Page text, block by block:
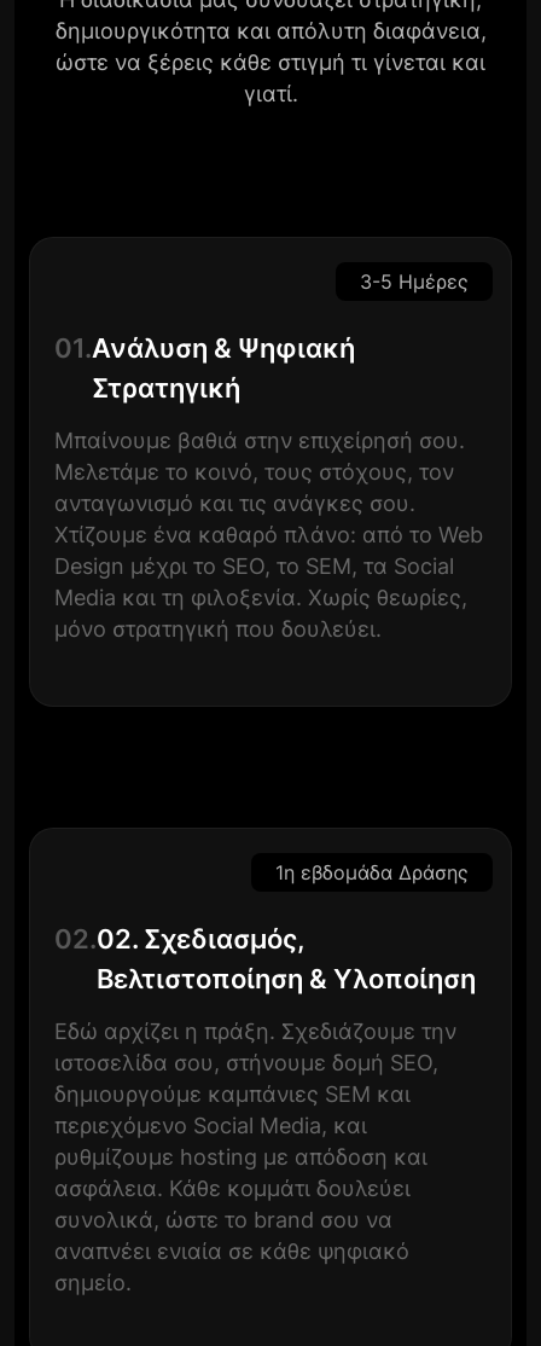
δημιουργικότητα και απόλυτη διαφάνεια,
ώστε να ξέρεις κάθε στιγμή τι γίνεται και
γιατί.
3-5 Ημέρες
01.Ανάλυση & Ψηφιακή
Στρατηγική
Μπαίνουμε βαθιά στην επιχείρησή σου.
Μελετάμε το κοινό, τους στόχους, τον
ανταγωνισμό και τις ανάγκες σου.
Χτίζουμε ένα καθαρό πλάνο: από το Web
Design μέχρι το SEO, το SEM, τα Social
Media και τη φιλοξενία. Χωρίς θεωρίες,
μόνο στρατηγική που δουλεύει.
1η εβδομάδα Δράσης
02.02. Σχεδιασμός,
Βελτιστοποίηση & Υλοποίηση
Εδώ αρχίζει η πράξη. Σχεδιάζουμε την
ιστοσελίδα σου, στήνουμε δομή SEO,
δημιουργούμε καμπάνιες SEM και
περιεχόμενο Social Media, και
ρυθμίζουμε hosting με απόδοση και
ασφάλεια. Κάθε κομμάτι δουλεύει
συνολικά, ώστε το brand σου να
αναπνέει ενιαία σε κάθε ψηφιακό
σημείο.